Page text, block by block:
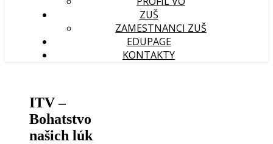
ZUŠ
ZAMESTNANCI ZUŠ
EDUPAGE
KONTAKTY
ITV –
Bohatstvo
našich lúk